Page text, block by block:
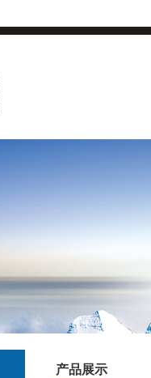
产品展示